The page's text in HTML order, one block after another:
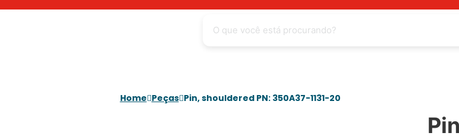
Home Peças Pin, shouldered PN: 350A37-1131-20